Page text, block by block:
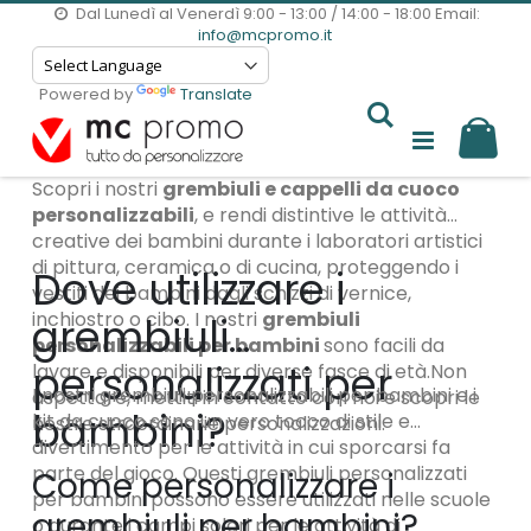
Dal Lunedì al Venerdì 9:00 - 13:00 / 14:00 - 18:00Email:
info@mcpromo.it
Powered by
Translate
Scopri i nostri grembiuli e cappelli da cuoco
personalizzabili, e rendi distintive le attività
creative dei bambini durante i laboratori artistici
di pittura, ceramica o di cucina, proteggendo i
vestiti dei bambini dagli schizzi di vernice,
inchiostro o cibo. I nostri grembiuli
personalizzabili per bambinisono facili da
lavare e disponibili per diverse fasce di età.Non
aspettare, mettiti in contatto con noi e scopri le
nostre straordinarie personalizzazioni.
Dove utilizzare i
grembiuli
personalizzati per
bambini?
I nostri grembiuli personalizzabili per bambini e i
kit da cuoco sono un vero tocco di stile e
divertimento per le attività in cui sporcarsi fa
parte del gioco. Questi grembiuli personalizzati
per bambini possono essere utilizzati nelle scuole
o durante i campi solari per le attività di
Come personalizzare i